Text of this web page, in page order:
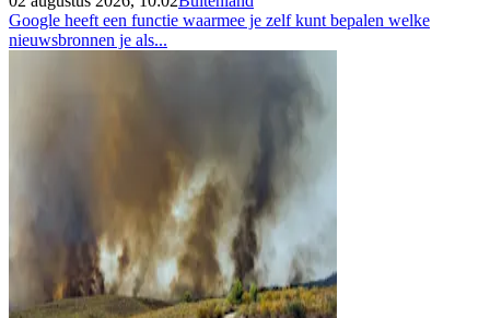
Google heeft een functie waarmee je zelf kunt bepalen welke
nieuwsbronnen je als...